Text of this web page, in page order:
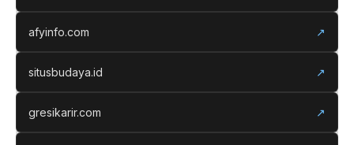
afyinfo.com ↗
situsbudaya.id ↗
gresikarir.com ↗